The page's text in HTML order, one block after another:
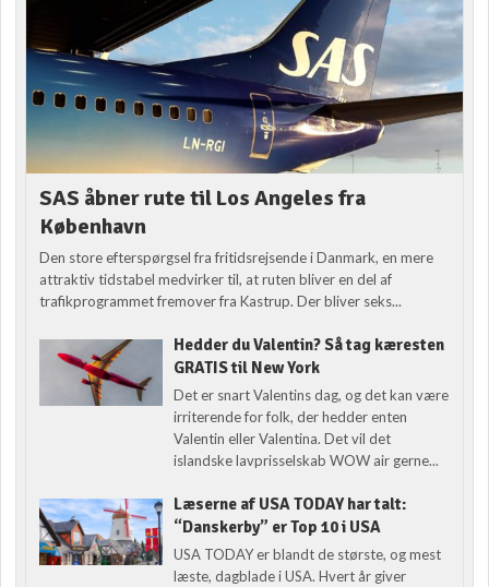
SAS åbner rute til Los Angeles fra
København
Den store efterspørgsel fra fritidsrejsende i Danmark, en mere
attraktiv tidstabel medvirker til, at ruten bliver en del af
trafikprogrammet fremover fra Kastrup. Der bliver seks...
Hedder du Valentin? Så tag kæresten
GRATIS til New York
Det er snart Valentins dag, og det kan være
irriterende for folk, der hedder enten
Valentin eller Valentina. Det vil det
islandske lavprisselskab WOW air gerne...
Læserne af USA TODAY har talt:
“Danskerby” er Top 10 i USA
USA TODAY er blandt de største, og mest
læste, dagblade i USA. Hvert år giver